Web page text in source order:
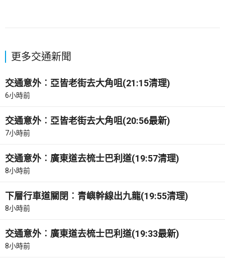
更多交通新聞
交通意外︰亞皆老街去大角咀(21:15清理)
6小時前
交通意外︰亞皆老街去大角咀(20:56最新)
7小時前
交通意外︰廣東道去梳士巴利道(19:57清理)
8小時前
下層行車道關閉︰青嶼幹線出九龍(19:55清理)
8小時前
交通意外︰廣東道去梳士巴利道(19:33最新)
8小時前